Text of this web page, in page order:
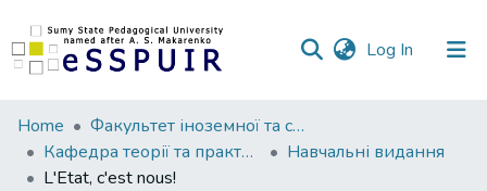
Log In (current)
Communities
&
Collections
Home
Факультет іноземної та слов’янської філології
Кафедра теорії та практики романо-германських мов
Навчальні видання
L'Etat, c'est nous!